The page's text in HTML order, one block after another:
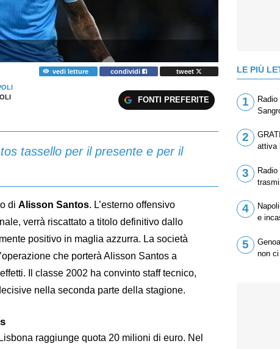
vedi letture condividi tweet
FONTI PREFERITE
tassello per il presente e per il
di Alisson Santos. L’esterno offensivo
verrà riscattato a titolo definitivo dallo
positivo in maglia azzurra. La società
che porterà Alisson Santos a
Il classe 2002 ha convinto staff tecnico,
nella seconda parte della stagione.
raggiunge quota 20 milioni di euro. Nel
LE PIÙ
1
2
attiva
3
4
e
5
non